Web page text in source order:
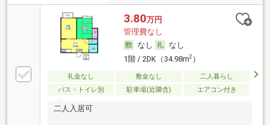
3.80万円
管理費なし
なし
なし
1階 / 2DK（34.98m2）
礼金なし 敷金なし
二人暮らし
バス・トイレ別
駐車場(近隣含) エアコン付き
二人入居可